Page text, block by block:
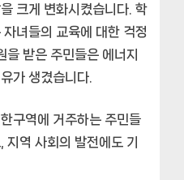
크게 변화시켰습니다. 학
녀들의 교육에 대한 걱정
을 받은 주민들은 에너지
가 생겼습니다.
구역에 거주하는 주민들
역 사회의 발전에도 기